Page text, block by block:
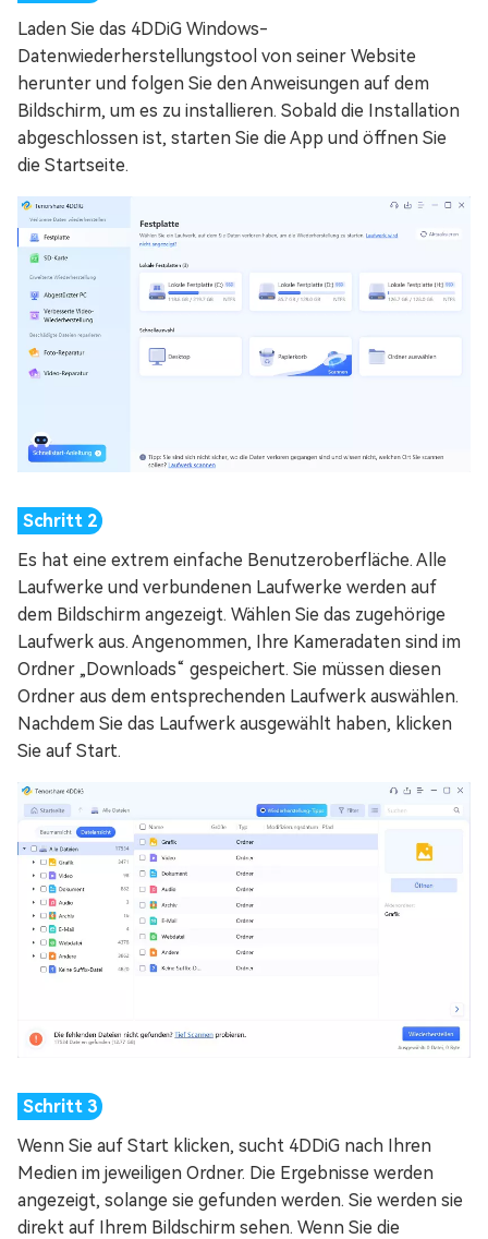
Laden Sie das 4DDiG Windows-
Datenwiederherstellungstool von seiner Website
herunter und folgen Sie den Anweisungen auf dem
Bildschirm, um es zu installieren. Sobald die Installation
abgeschlossen ist, starten Sie die App und öffnen Sie
die Startseite.
Es hat eine extrem einfache Benutzeroberfläche. Alle
Laufwerke und verbundenen Laufwerke werden auf
dem Bildschirm angezeigt. Wählen Sie das zugehörige
Laufwerk aus. Angenommen, Ihre Kameradaten sind im
Ordner „Downloads“ gespeichert. Sie müssen diesen
Ordner aus dem entsprechenden Laufwerk auswählen.
Nachdem Sie das Laufwerk ausgewählt haben, klicken
Sie auf Start.
Wenn Sie auf Start klicken, sucht 4DDiG nach Ihren
Medien im jeweiligen Ordner. Die Ergebnisse werden
angezeigt, solange sie gefunden werden. Sie werden sie
direkt auf Ihrem Bildschirm sehen. Wenn Sie die